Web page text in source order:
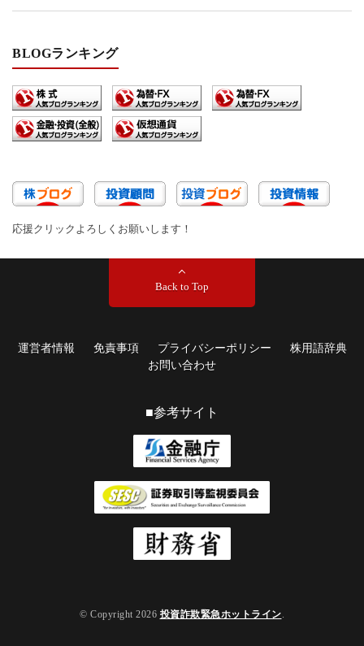
BLOGランキング
応援クリックよろしくお願いします！
Back to Top
運営者情報 免責事項 プライバシーポリシー
株用語辞典
お問い合わせ
■参考サイト
© Copyright 2026 投資詐欺緊急ホットライン.